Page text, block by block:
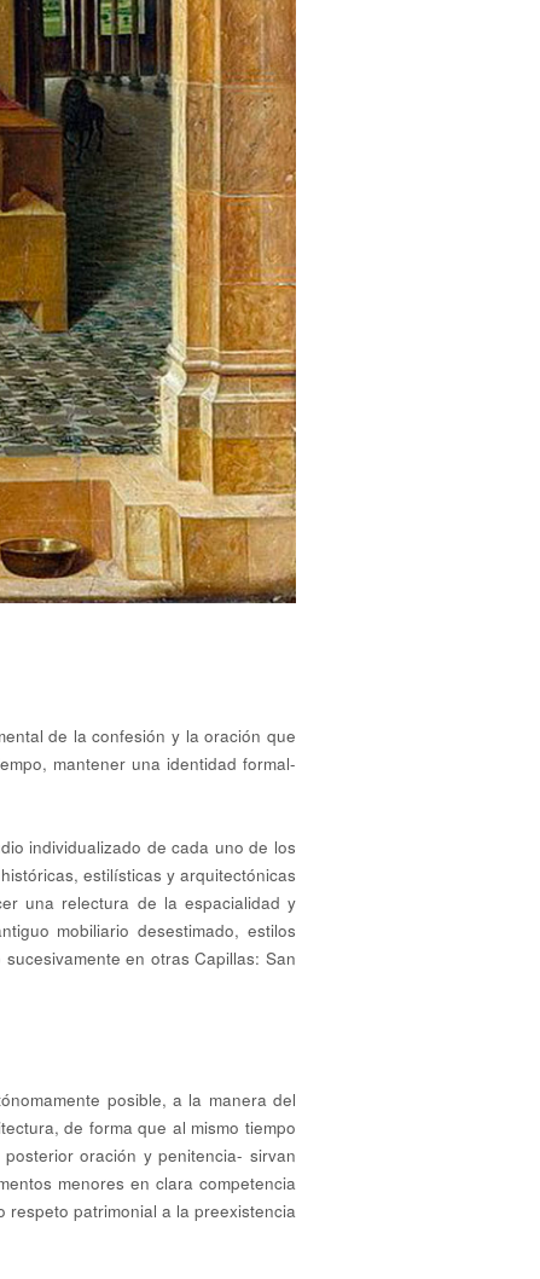
de la confesión y la oración que
mantener una identidad formal-
individualizado de cada uno de los
estilísticas y arquitectónicas
una relectura de la espacialidad y
mobiliario desestimado, estilos
en otras Capillas: San
posible, a la manera del
de forma que al mismo tiempo
oración y penitencia- sirvan
menores en clara competencia
respeto patrimonial a la preexistencia